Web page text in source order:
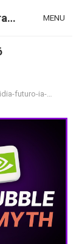
TeraBox Blog | 1TB Free Cloud Storage & All-in-One AI Space MENU
futuro-ia-2026